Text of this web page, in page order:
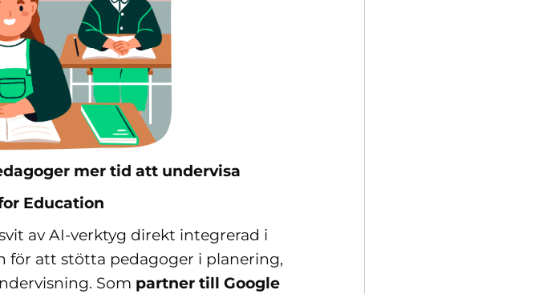
mer tid att undervisa
Education
av AI‑verktyg direkt integrerad i
för att stötta pedagoger i planering,
Som partner till Google